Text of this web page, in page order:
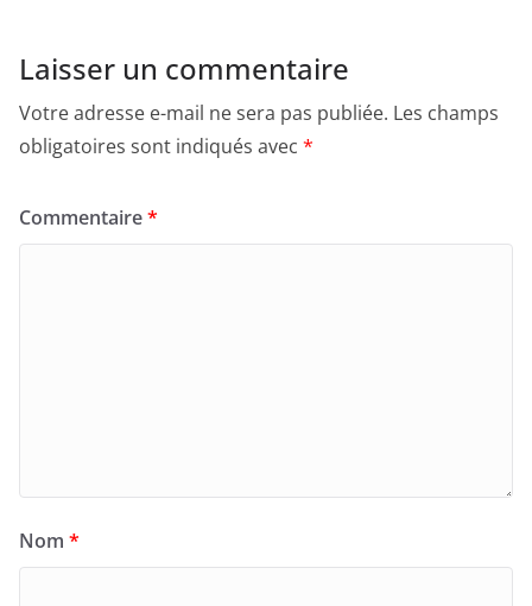
Laisser un commentaire
Votre adresse e-mail ne sera pas publiée. Les champs
obligatoires sont indiqués avec *
Commentaire*
Nom *